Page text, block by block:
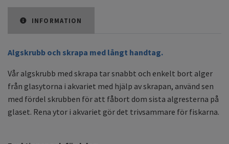
INFORMATION
Algskrubb och skrapa med långt handtag.
Vår algskrubb med skrapa tar snabbt och enkelt bort alger
från glasytorna i akvariet med hjälp av skrapan, använd sen
med fördel skrubben för att fåbort dom sista algresterna på
glaset. Rena ytor i akvariet gör det trivsammare för fiskarna.